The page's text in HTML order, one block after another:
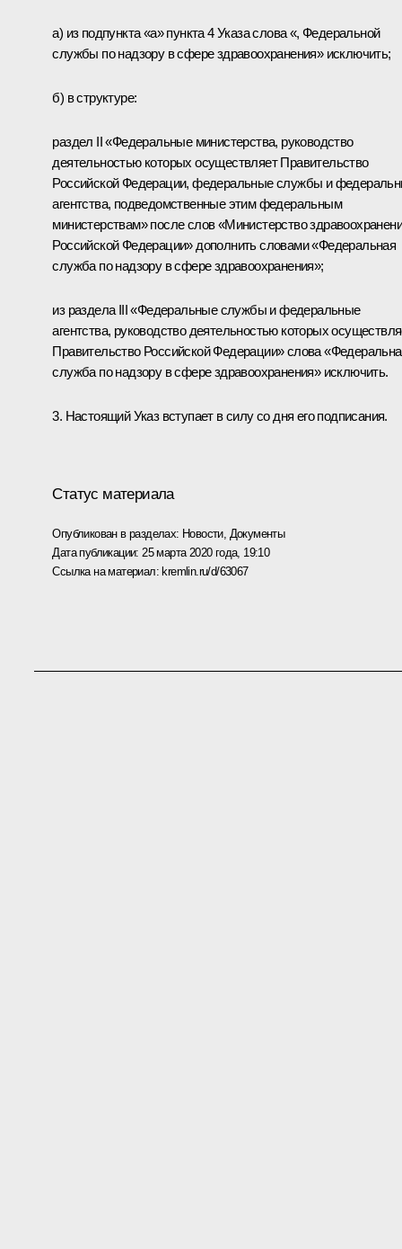
а) из подпункта «а» пункта 4 Указа слова «, Федеральной
службы по надзору в сфере здравоохранения» исключить;
б) в структуре:
раздел II «Федеральные министерства, руководство
деятельностью которых осуществляет Правительство
Российской Федерации, федеральные службы и
агентства, подведомственные этим федеральным
министерствам» после слов «Министерство
Российской Федерации» дополнить словами «Федеральная
служба по надзору в сфере здравоохранения»;
из раздела III «Федеральные службы и федеральные
агентства, руководство деятельностью которых
Правительство Российской Федерации» слова
служба по надзору в сфере здравоохранения» исключить.
3. Настоящий Указ вступает в силу со дня его подписания.
Статус материала
Опубликован в разделах: Новости, Документы
Дата публикации: 25 марта 2020 года, 19:10
Ссылка на материал: kremlin.ru/d/63067